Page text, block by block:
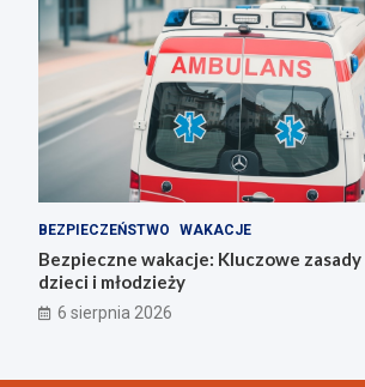
BEZPIECZEŃSTWO WAKACJE
Bezpieczne wakacje: Kluczowe zasady
dzieci i młodzieży
6 sierpnia 2026